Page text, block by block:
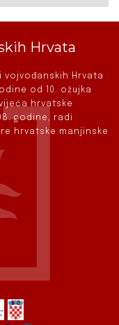
Hrvata
Hrvata
od 10. ožujka
hrvatske
godine, radi
hrvatske manjinske